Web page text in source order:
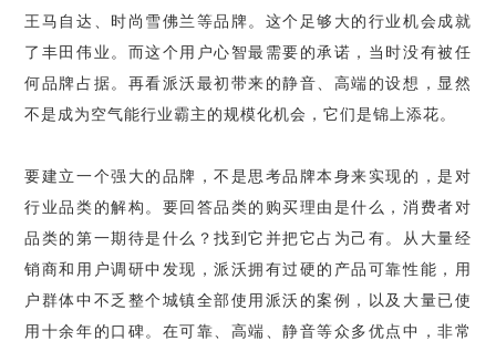
王马自达、时尚雪佛兰等品牌。这个足够大的行业机会成就
了丰田伟业。而这个用户心智最需要的承诺，当时没有被任
何品牌占据。再看派沃最初带来的静音、高端的设想，显然
不是成为空气能行业霸主的规模化机会，它们是锦上添花。
要建立一个强大的品牌，不是思考品牌本身来实现的，是对
行业品类的解构。要回答品类的购买理由是什么，消费者对
品类的第一期待是什么？找到它并把它占为己有。从大量经
销商和用户调研中发现，派沃拥有过硬的产品可靠性能，用
户群体中不乏整个城镇全部使用派沃的案例，以及大量已使
用十余年的口碑。在可靠、高端、静音等众多优点中，非常